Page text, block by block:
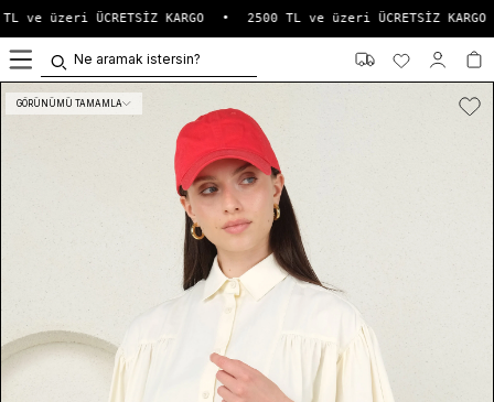
ve üzeri ÜCRETSİZ KARGO 2500 TL ve üzeri ÜCRETSİZ KARGO
GÖRÜNÜMÜ TAMAMLA